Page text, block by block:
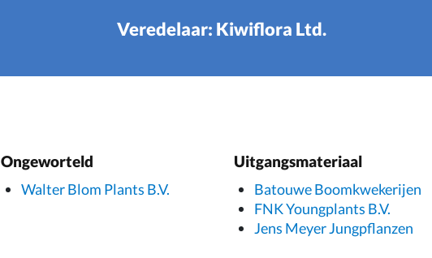
Veredelaar: Kiwiflora Ltd.
Ongeworteld
Walter Blom Plants B.V.
Uitgangsmateriaal
Batouwe Boomkwekerijen
FNK Youngplants B.V.
Jens Meyer Jungpflanzen